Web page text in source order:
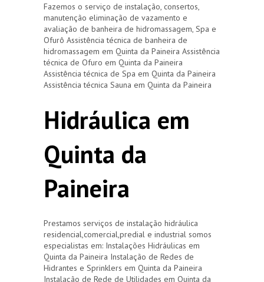
Fazemos o serviço de instalação, consertos,
manutenção eliminação de vazamento e
avaliação de banheira de hidromassagem, Spa e
Ofurô Assistência técnica de banheira de
hidromassagem em Quinta da Paineira Assistência
técnica de Ofuro em Quinta da Paineira
Assistência técnica de Spa em Quinta da Paineira
Assistência técnica Sauna em Quinta da Paineira
Hidráulica em
Quinta da
Paineira
Prestamos serviços de instalação hidráulica
residencial,comercial,predial e industrial somos
especialistas em: Instalações Hidráulicas em
Quinta da Paineira Instalação de Redes de
Hidrantes e Sprinklers em Quinta da Paineira
Instalação de Rede de Utilidades em Quinta da